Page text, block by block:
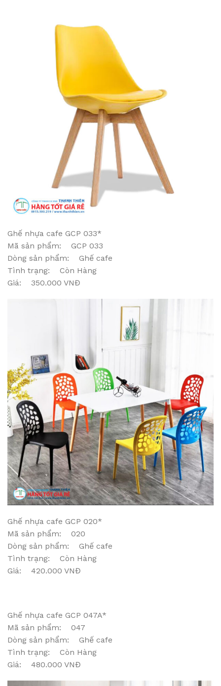
Ghế nhựa cafe GCP 033*
Mã sản phẩm: GCP 033
Dòng sản phẩm: Ghế cafe
Tình trạng: Còn Hàng
Giá: 350.000 VNĐ
Ghế nhựa cafe GCP 020*
Mã sản phẩm: 020
Dòng sản phẩm: Ghế cafe
Tình trạng: Còn Hàng
Giá: 420.000 VNĐ
Ghế nhựa cafe GCP 047A*
Mã sản phẩm: 047
Dòng sản phẩm: Ghế cafe
Tình trạng: Còn Hàng
Giá: 480.000 VNĐ